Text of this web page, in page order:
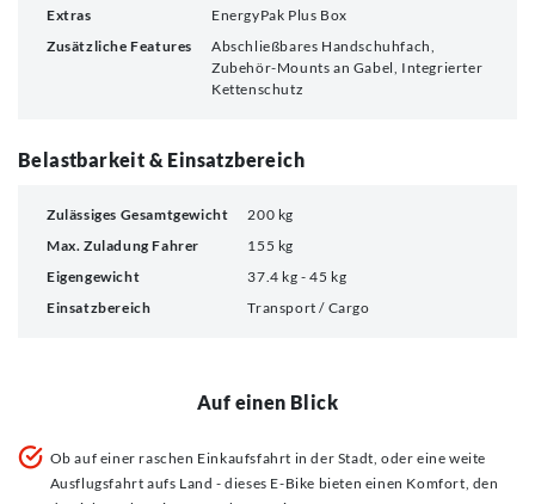
Extras
EnergyPak Plus Box
Zusätzliche Features
Abschließbares Handschuhfach,
Zubehör-Mounts an Gabel, Integrierter
Kettenschutz
Belastbarkeit & Einsatzbereich
Zulässiges Gesamtgewicht
200 kg
Max. Zuladung Fahrer
155 kg
Eigengewicht
37.4 kg - 45 kg
Einsatzbereich
Transport / Cargo
Auf einen Blick
Ob auf einer raschen Einkaufsfahrt in der Stadt, oder eine weite
Ausflugsfahrt aufs Land - dieses E-Bike bieten einen Komfort, den